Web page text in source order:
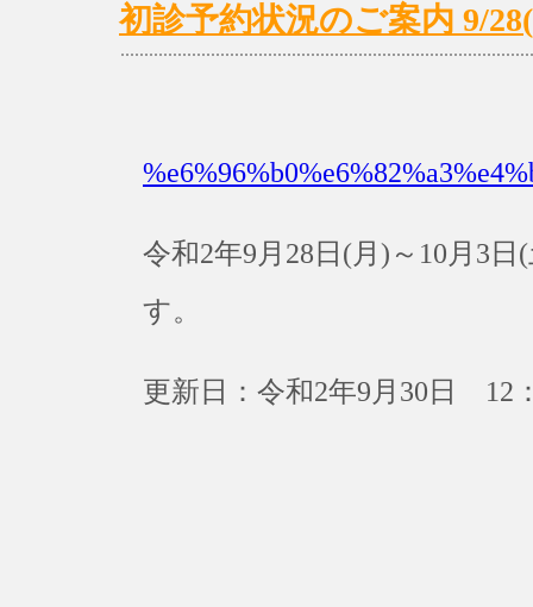
初診予約状況のご案内 9/
令和2年9月28日(月)～10月3
す。
更新日：令和2年9月30日 12